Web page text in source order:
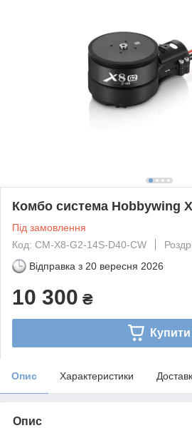
Комбо система Hobbywing
Під замовлення
Код: CM-X8-G2-14S-D40-CW
Відправка з 20 вересня 2026
10 300 ₴
Купити
Опис Характеристики
Опис